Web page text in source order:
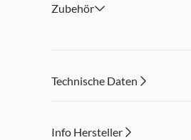
Zubehör
Technische Daten
Info Hersteller